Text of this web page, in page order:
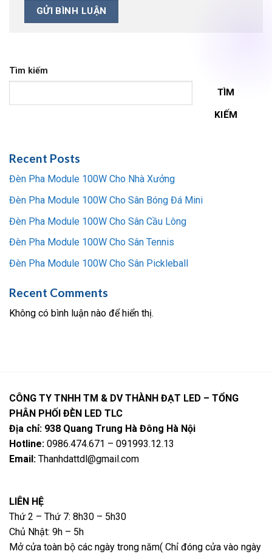
Tìm kiếm
TÌM
KIẾM
Recent Posts
Đèn Pha Module 100W Cho Nhà Xưởng
Đèn Pha Module 100W Cho Sân Bóng Đá Mini
Đèn Pha Module 100W Cho Sân Cầu Lông
Đèn Pha Module 100W Cho Sân Tennis
Đèn Pha Module 100W Cho Sân Pickleball
Recent Comments
Không có bình luận nào để hiển thị.
CÔNG TY TNHH TM & DV THÀNH ĐẠT LED – TỔNG
PHÂN PHỐI ĐÈN LED TLC
Địa chỉ: 938 Quang Trung Hà Đông Hà Nội
Hotline: 0986.474.671 – 091993.12.13
Email: Thanhdattdl@gmail.com
LIÊN HỆ
Thứ 2 – Thứ 7: 8h30 – 5h30
Chủ Nhật: 9h – 5h
Mở cửa toàn bộ các ngày trong năm( Chỉ đóng cửa vào ngày